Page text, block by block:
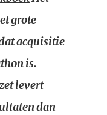
grote
acquisitie
is.
levert
dan